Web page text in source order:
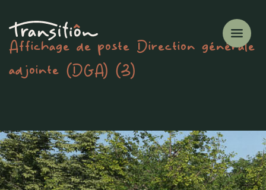
Affichage de poste Direction générale
adjointe (DGA) (3)